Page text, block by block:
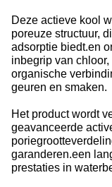
Deze actieve kool
poreuze structuur,
adsorptie biedt.en
inbegrip van
organische
geuren en smaken.
Het product wordt
geavanceerde
garanderen.een
prestaties in